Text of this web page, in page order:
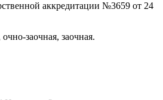
аккредитации №3659 от 24
заочная, заочная.